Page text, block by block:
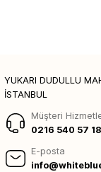
YUKARI DUDULLU
İSTANBUL
Müşteri
0216 540 57 18
E-posta